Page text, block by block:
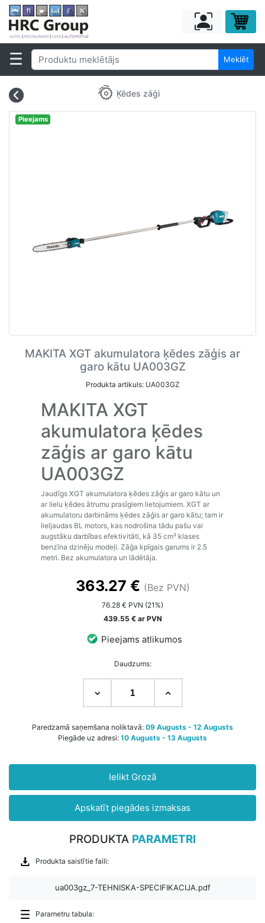
Meklēt
Ķēdes zāģi
Pieejams
MAKITA XGT akumulatora ķēdes zāģis ar
garo kātu UA003GZ
Produkta artikuls: UA003GZ
MAKITA XGT
akumulatora ķēdes
zāģis ar garo kātu
UA003GZ
Jaudīgs XGT akumulatora ķēdes zāģis ar garo kātu un
ar lielu ķēdes ātrumu prasīgiem lietojumiem. XGT ar
akumulatoru darbināms ķēdes zāģis ar garo kātu; tam ir
lieljaudas BL motors, kas nodrošina tādu pašu vai
augstāku darbības efektivitāti, kā 35 cm³ klases
benzīna dzinēju modeļi. Zāģa kpīgais garums ir 2.5
metri. Bez akumulatora un lādētāja.
363.27 € (Bez PVN)
76.28 € PVN (21%)
439.55 € ar PVN
Pieejams atlikumos
Daudzums:
Paredzamā saņemšana noliktavā: 09 Augusts - 12 Augusts
Piegāde uz adresi: 10 Augusts - 13 Augusts
Ielikt Grozā
Apskatīt piegādes izmaksas
PRODUKTA PARAMETRI
Produkta saistītie faili:
ua003gz_7-TEHNISKA-SPECIFIKACIJA.pdf
Parametru tabula: